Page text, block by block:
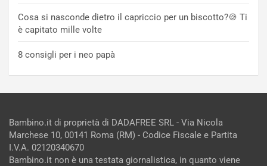
Cosa si nasconde dietro il capriccio per un biscotto?🍪 Ti
è capitato mille volte
8 consigli per i neo papà
Bambino.it di proprietà di DADAFREE SRL - Via Nicola
Marchese 10, 00141 Roma (RM) - Codice Fiscale e Partita
I.V.A. 02120340670
Bambino.it non è una testata giornalistica, in quanto viene